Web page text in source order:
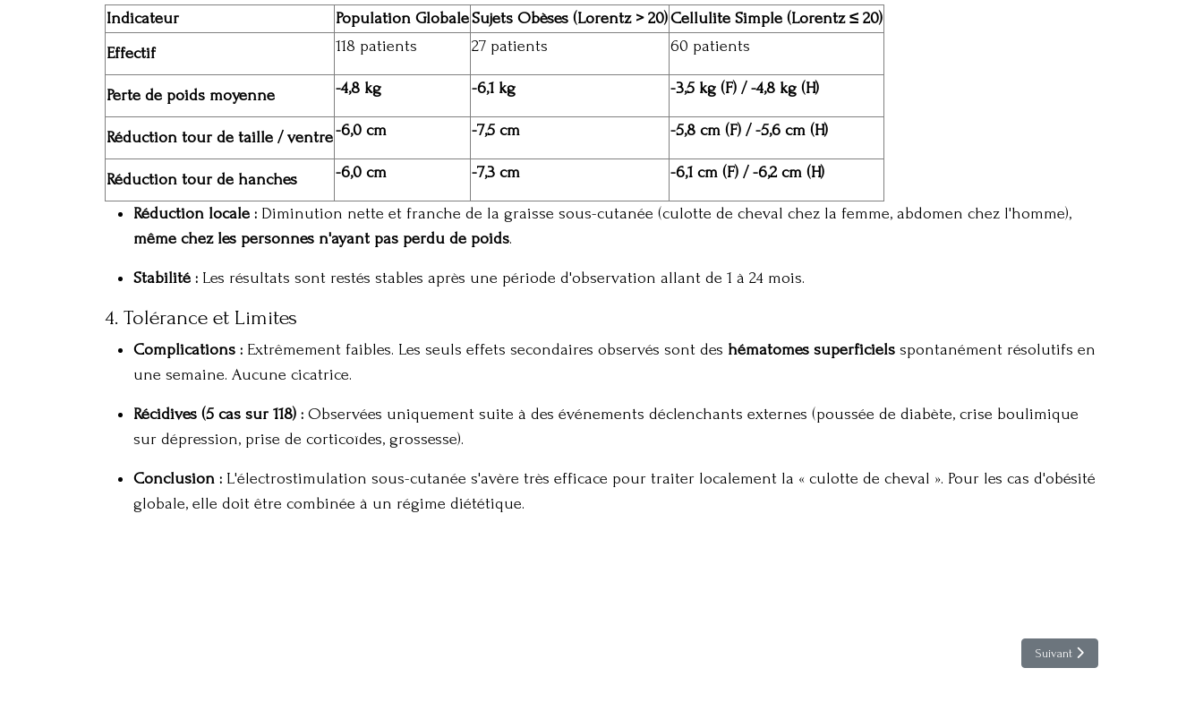
Indicateur Population GlobaleSujets Obèses (Lorentz > 20)Cellulite Simple (Lorentz ≤ 20)
Effectif
118 patients 27 patients 60 patients
Perte de poids moyenne -4,8 kg -6,1 kg -3,5 kg (F) / -4,8 kg (H)
Réduction tour de taille / ventre-6,0 cm -7,5 cm -5,8 cm (F) / -5,6 cm (H)
Réduction tour de hanches -6,0 cm -7,3 cm -6,1 cm (F) / -6,2 cm (H)
Réduction locale : Diminution nette et franche de la graisse sous-cutanée (culotte de cheval chez la femme, abdomen chez l'homme),
même chez les personnes n'ayant pas perdu de poids.
Stabilité : Les résultats sont restés stables après une période d'observation allant de 1 à 24 mois.
4. Tolérance et Limites
Complications : Extrêmement faibles. Les seuls effets secondaires observés sont des hématomes superficiels spontanément résolutifs en
une semaine. Aucune cicatrice.
Récidives (5 cas sur 118) : Observées uniquement suite à des événements déclenchants externes (poussée de diabète, crise boulimique
sur dépression, prise de corticoïdes, grossesse).
Conclusion : L'électrostimulation sous-cutanée s'avère très efficace pour traiter localement la « culotte de cheval ». Pour les cas d'obésité
globale, elle doit être combinée à un régime diététique.
Article suivant : Surcharge
Suivant